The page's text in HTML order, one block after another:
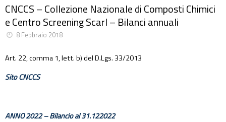
CNCCS – Collezione Nazionale di Composti Chimici
e Centro Screening Scarl – Bilanci annuali
8 Febbraio 2018
Art. 22, comma 1, lett. b) del D.Lgs. 33/2013
Sito CNCCS
ANNO 2022 – Bilancio al 31.122022